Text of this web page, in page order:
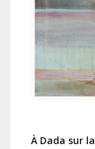
À Dada sur